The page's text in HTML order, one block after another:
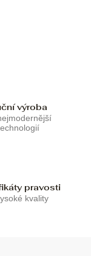
výroba
pravosti
kvality